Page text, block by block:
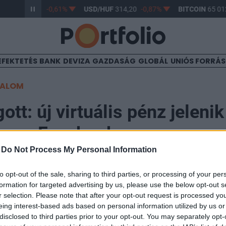
Do Not Process My Personal Information
opt-out of the sale, sharing to third parties, or processing of your
for targeted advertising by us, please use the below opt-out
selection. Please note that after your opt-out request is processed
interest-based ads based on personal information utilized by us
to third parties prior to your opt-out. You may separately
363,17 -0,61% USD/HUF314,20 -0,87% BITCOIN65
BANK DEVIZA GAZDASÁG GLOBÁL UNIÓS
új virtuális pénz
a Facebookon
és kriptovalutákat vezet be alkalmazásaiba
jutalmazására, valamint hitelezésre és egyéb